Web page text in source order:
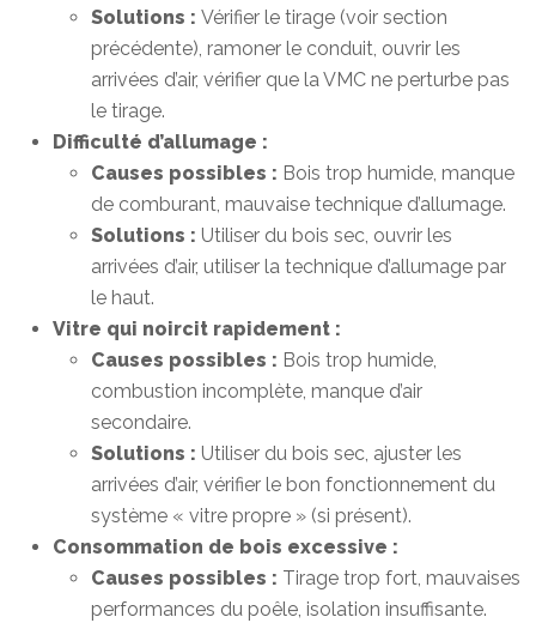
Solutions : Vérifier le tirage (voir section
précédente), ramoner le conduit, ouvrir les
arrivées d’air, vérifier que la VMC ne perturbe pas
le tirage.
Difficulté d’allumage :
Causes possibles : Bois trop humide, manque
de comburant, mauvaise technique d’allumage.
Solutions : Utiliser du bois sec, ouvrir les
arrivées d’air, utiliser la technique d’allumage par
le haut.
Vitre qui noircit rapidement :
Causes possibles : Bois trop humide,
combustion incomplète, manque d’air
secondaire.
Solutions : Utiliser du bois sec, ajuster les
arrivées d’air, vérifier le bon fonctionnement du
système « vitre propre » (si présent).
Consommation de bois excessive :
Causes possibles : Tirage trop fort, mauvaises
performances du poêle, isolation insuffisante.